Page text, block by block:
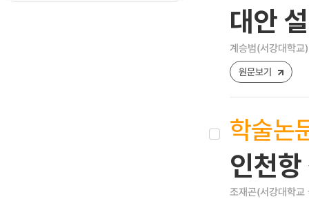
대안
계승범(서강대학교)
원문보기
학술논
인천
조재곤(서강대학교